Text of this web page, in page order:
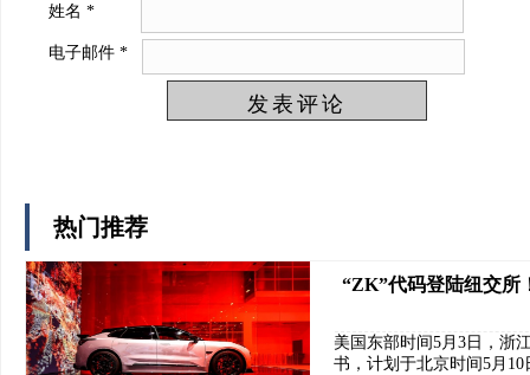
姓名 *
电子邮件 *
热门推荐
“ZK”代码登陆纽交所
美国东部时间5月3日，浙
书，计划于北京时间5月